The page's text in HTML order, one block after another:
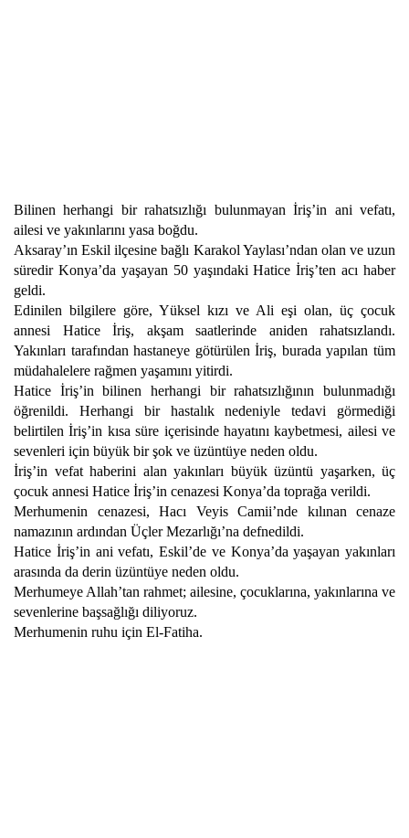
Bilinen herhangi bir rahatsızlığı bulunmayan İriş’in ani vefatı,
ailesi ve yakınlarını yasa boğdu.
Aksaray’ın Eskil ilçesine bağlı Karakol Yaylası’ndan olan ve uzun
süredir Konya’da yaşayan 50 yaşındaki Hatice İriş’ten acı haber
geldi.
Edinilen bilgilere göre, Yüksel kızı ve Ali eşi olan, üç çocuk
annesi Hatice İriş, akşam saatlerinde aniden rahatsızlandı.
Yakınları tarafından hastaneye götürülen İriş, burada yapılan tüm
müdahalelere rağmen yaşamını yitirdi.
Hatice İriş’in bilinen herhangi bir rahatsızlığının bulunmadığı
öğrenildi. Herhangi bir hastalık nedeniyle tedavi görmediği
belirtilen İriş’in kısa süre içerisinde hayatını kaybetmesi, ailesi ve
sevenleri için büyük bir şok ve üzüntüye neden oldu.
İriş’in vefat haberini alan yakınları büyük üzüntü yaşarken, üç
çocuk annesi Hatice İriş’in cenazesi Konya’da toprağa verildi.
Merhumenin cenazesi, Hacı Veyis Camii’nde kılınan cenaze
namazının ardından Üçler Mezarlığı’na defnedildi.
Hatice İriş’in ani vefatı, Eskil’de ve Konya’da yaşayan yakınları
arasında da derin üzüntüye neden oldu.
Merhumeye Allah’tan rahmet; ailesine, çocuklarına, yakınlarına ve
sevenlerine başsağlığı diliyoruz.
Merhumenin ruhu için El-Fatiha.